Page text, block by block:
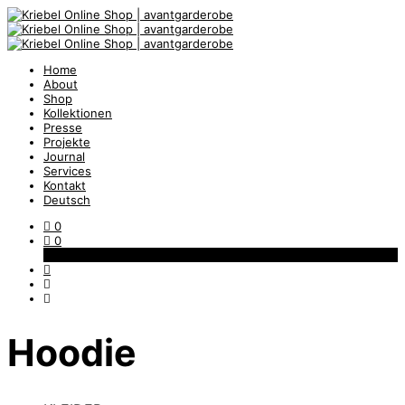
Home
About
Shop
Kollektionen
Presse
Projekte
Journal
Services
Kontakt
Deutsch
0
0
Hoodie